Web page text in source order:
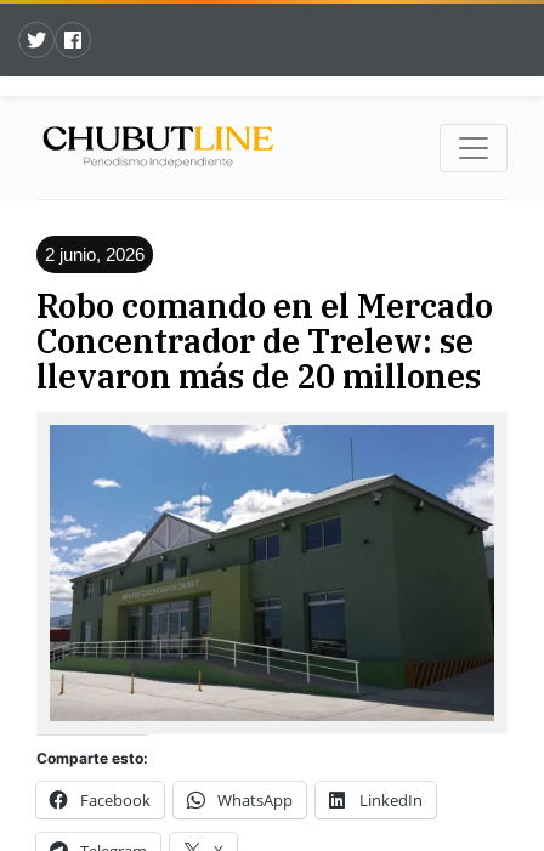
2 junio, 2026
Robo comando en el Mercado
Concentrador de Trelew: se
llevaron más de 20 millones
Comparte esto:
Facebook WhatsApp LinkedIn